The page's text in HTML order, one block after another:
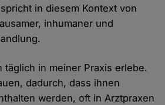
in diesem Kontext von
inhumaner und
täglich in meiner Praxis erlebe.
dadurch, dass ihnen
werden, oft in Arztpraxen